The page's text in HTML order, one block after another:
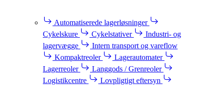
Automatiserede lagerløsninger
Cykelskure
Cykelstativer
Industri- og
lagervægge
Intern transport og vareflow
Kompaktreoler
Lagerautomater
Lagerreoler
Langgods / Grenreoler
Logistikcentre
Lovpligtigt eftersyn